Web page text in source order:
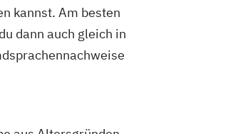
kannst. Am besten
dann auch gleich in